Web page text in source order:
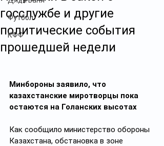
Футбол
КФФ
госслужбе и другие
политические события
прошедшей недели
Минбороны заявило, что
казахстанские миротворцы пока
остаются на Голанских высотах
Как сообщило министерство обороны
Казахстана, обстановка в зоне